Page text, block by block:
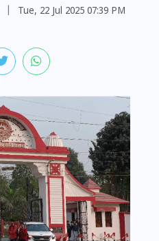
Tue, 22 Jul 2025 07:39 PM